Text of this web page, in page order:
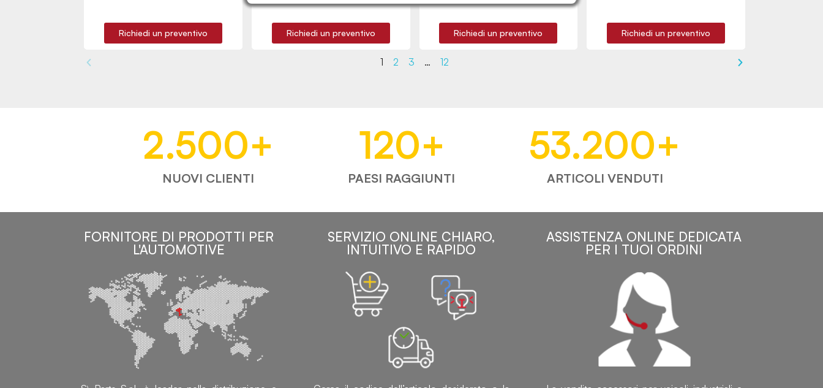
Richiedi un preventivo Richiedi un preventivo Richiedi un preventivo Richiedi un preventivo
1 2 3 … 12
2.500+
NUOVI CLIENTI
120+
PAESI RAGGIUNTI
53.200+
ARTICOLI VENDUTI
FORNITORE DI PRODOTTI PER
L'AUTOMOTIVE
SERVIZIO ONLINE CHIARO,
INTUITIVO E RAPIDO
ASSISTENZA ONLINE DEDICATA
PER I TUOI ORDINI